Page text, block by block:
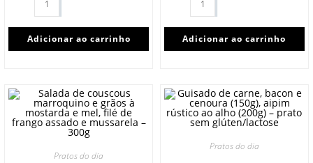
Adicionar ao carrinho Adicionar ao carrinho
Pratos do dia
Pratos do dia